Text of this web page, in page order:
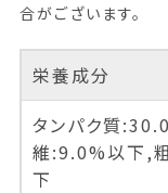
合がございます。
栄養成分
タンパク質
維:9.0%以下,
下